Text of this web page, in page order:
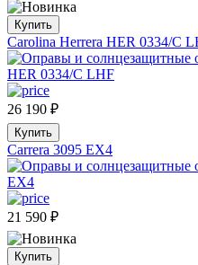
Купить
Carolina Herrera HER 0334/C
26 190 ₽
Купить
Carrera 3095 EX4
21 590 ₽
Купить